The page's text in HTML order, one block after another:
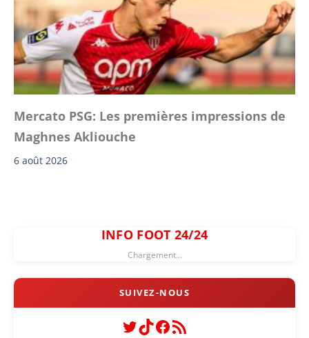
Mercato PSG: Les premières impressions de
Maghnes Akliouche
6 août 2026
INFO FOOT 24/24
Chargement...
Twitter
TikTok
Facebook
Flux RSS